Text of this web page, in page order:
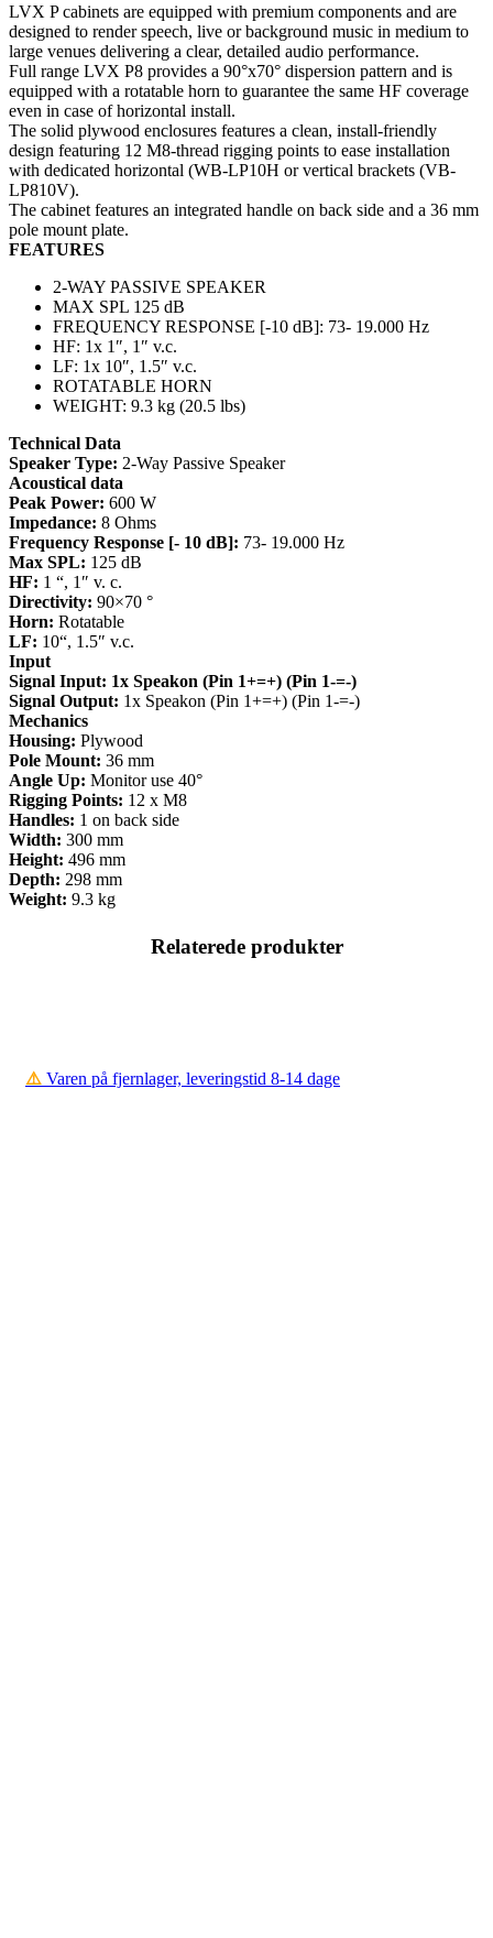
LVX P cabinets are equipped with premium components and are
designed to render speech, live or background music in medium to
large venues delivering a clear, detailed audio performance.
Full range LVX P8 provides a 90°x70° dispersion pattern and is
equipped with a rotatable horn to guarantee the same HF coverage
even in case of horizontal install.
The solid plywood enclosures features a clean, install-friendly
design featuring 12 M8-thread rigging points to ease installation
with dedicated horizontal (WB-LP10H or vertical brackets (VB-
LP810V).
The cabinet features an integrated handle on back side and a 36 mm
pole mount plate.
FEATURES
2-WAY PASSIVE SPEAKER
MAX SPL 125 dB
FREQUENCY RESPONSE [-10 dB]: 73- 19.000 Hz
HF: 1x 1″, 1″ v.c.
LF: 1x 10″, 1.5″ v.c.
ROTATABLE HORN
WEIGHT: 9.3 kg (20.5 lbs)
Technical Data
Speaker Type: 2-Way Passive Speaker
Acoustical data
Peak Power: 600 W
Impedance: 8 Ohms
Frequency Response [- 10 dB]: 73- 19.000 Hz
Max SPL: 125 dB
HF: 1 “, 1″ v. c.
Directivity: 90×70 °
Horn: Rotatable
LF: 10“, 1.5″ v.c.
Input
Signal Input: 1x Speakon (Pin 1+=+) (Pin 1-=-)
Signal Output: 1x Speakon (Pin 1+=+) (Pin 1-=-)
Mechanics
Housing: Plywood
Pole Mount: 36 mm
Angle Up: Monitor use 40°
Rigging Points: 12 x M8
Handles: 1 on back side
Width: 300 mm
Height: 496 mm
Depth: 298 mm
Weight: 9.3 kg
Relaterede produkter
⚠️ Varen på fjernlager, leveringstid 8-14 dage